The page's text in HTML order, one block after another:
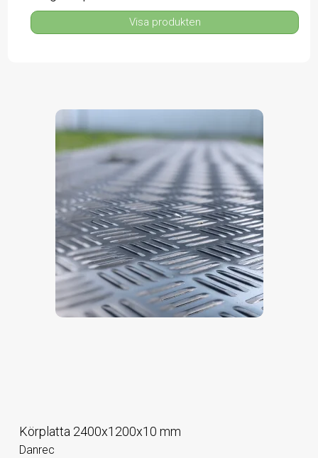
Visa produkten
Körplatta 2400x1200x10 mm
Danrec